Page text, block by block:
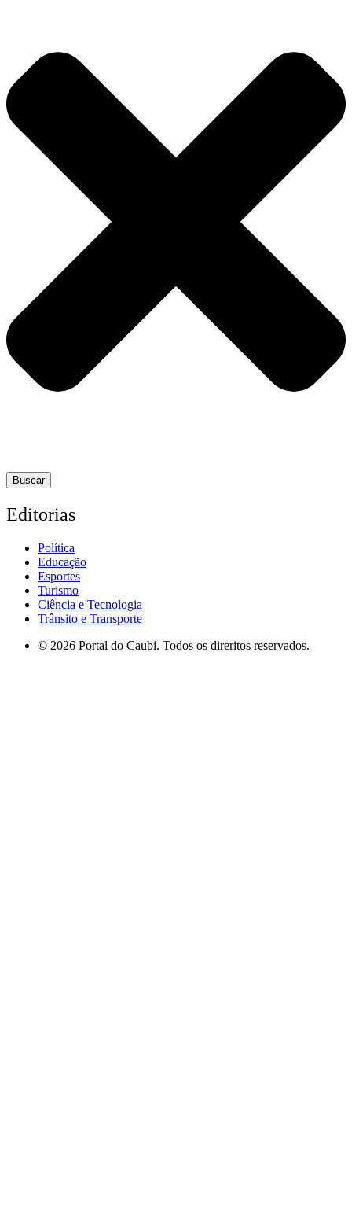
Buscar
Editorias
Política
Educação
Esportes
Turismo
Ciência e Tecnologia
Trânsito e Transporte
© 2026 Portal do Caubi. Todos os direritos reservados.